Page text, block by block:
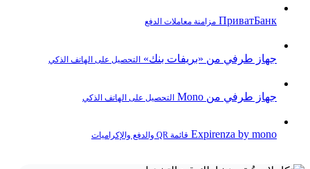
ПриватБанк مزامنة معاملات الدفع
جهاز طرفي من «بريفات بنك» التحصيل على الهاتف الذكي
جهاز طرفي من Mono التحصيل على الهاتف الذكي
Expirenza by mono قائمة QR والدفع والإكراميات